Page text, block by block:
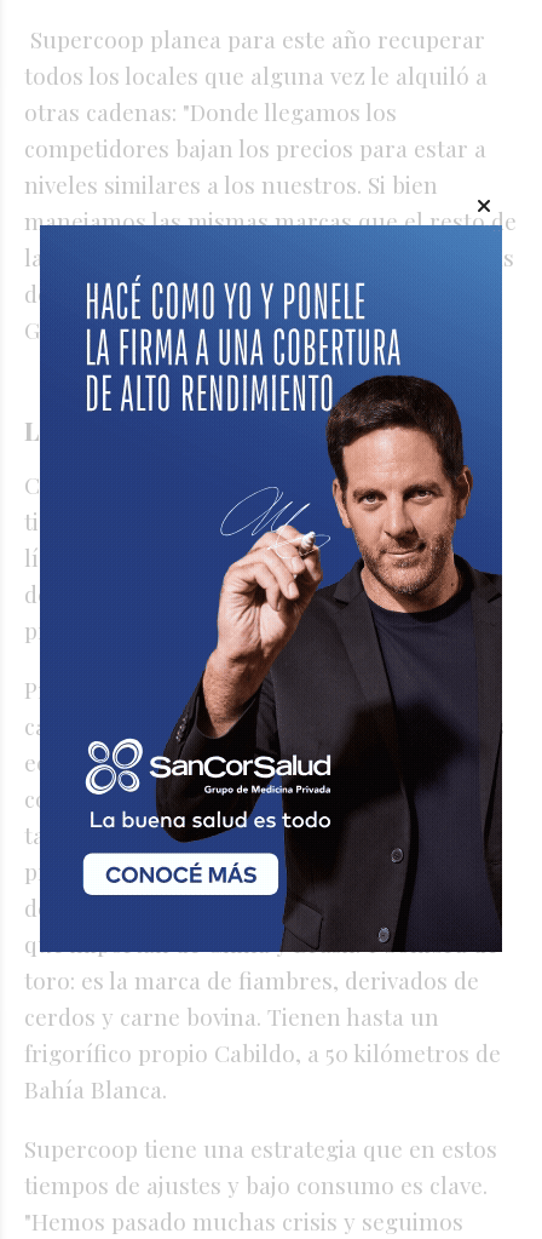
Supercoop planea para este año recuperar
todos los locales que alguna vez le alquiló a
otras cadenas: "Donde llegamos los
competidores bajan los precios para estar a
niveles similares a los nuestros. Si bien
manejamos las mismas marcas que el resto de
las cadenas, tenemos más de 1.200 referencias
de marcas propias", contó el Subgerente
General de Cooperativa Obrera.
Las marcas propias de Supercoop
Cuentan con la marca propia Cooperativa,
tiene la misma calidad de los productos
líderes y un precio más bajo. Tienen su sello
desde fideos, harina, agua mineral y hasta
productos frescos, entre otros.
Primer Precio es otra marca que ofrece la
cadena Supercoop se trata de la etiqueta más
económica que tienen y que también
comercializan en otras cadenas. Coop, en
tanto, es la marca de los electrodomésticos y
productos no comestibles. Algunos son
desarrollos argentinos, otros son productos
que importan de China y Brasil. Y Sombra de
toro: es la marca de fiambres, derivados de
cerdos y carne bovina. Tienen hasta un
frigorífico propio Cabildo, a 50 kilómetros de
Bahía Blanca.
Supercoop tiene una estrategia que en estos
tiempos de ajustes y bajo consumo es clave.
"Hemos pasado muchas crisis y seguimos